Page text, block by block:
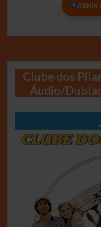
ABRIR
Clube dos
Áudio/